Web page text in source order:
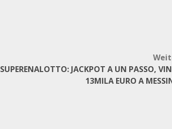
SUPERENALOTTO: JACKPOT A UN PASSO,
13MILA EURO A